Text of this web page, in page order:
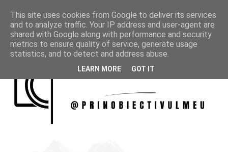
This site uses cookies from Google to deliver its services
and to analyze traffic. Your IP address and user-agent are
shared with Google along with performance and security
metrics to ensure quality of service, generate usage
statistics, and to detect and address abuse.
LEARN MORE GOT IT